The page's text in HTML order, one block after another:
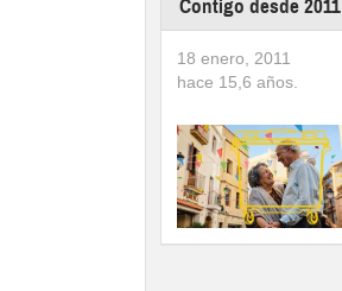
Contigo desde 2011
18 enero, 2011
hace 15,6 años.